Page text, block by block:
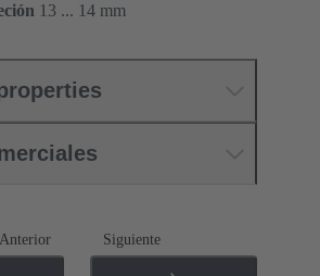
13 ... 14 mm
Anterior Siguiente